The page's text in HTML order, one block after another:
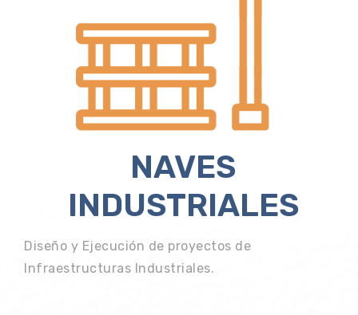
NAVES
INDUSTRIALES
Diseño y Ejecución de proyectos de
Infraestructuras Industriales.